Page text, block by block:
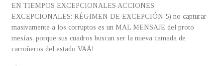
EN TIEMPOS EXCEPCIONALES ACCIONES
EXCEPCIONALES: RÉGIMEN DE EXCEPCIÓN 5) no capturar
masivamente a los corruptos es un MAL MENSAJE del proto
mesías, porque sus cuadros buscan ser la nueva camada de
carroñeros del estado VAÁ!